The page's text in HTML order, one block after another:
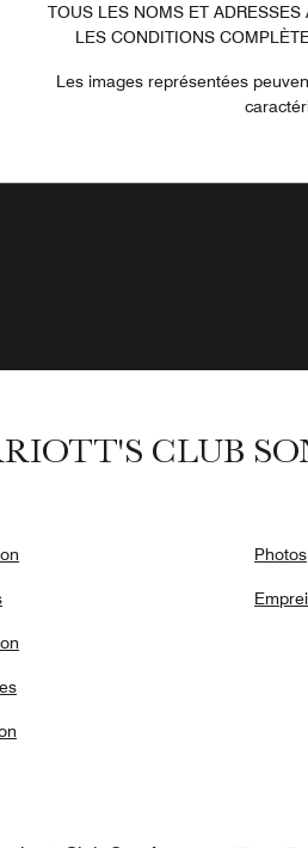
TOUS LES NOMS ET
LES CONDITIONS
Les images représentées
CLUB
Photos